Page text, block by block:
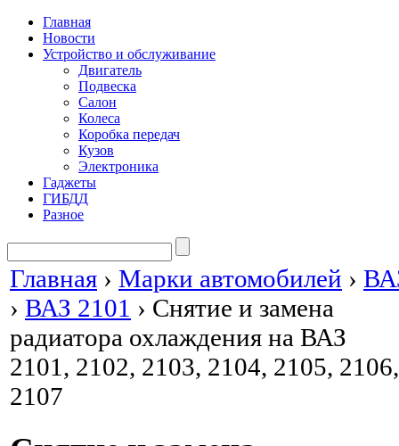
Главная
Новости
Устройство и обслуживание
Двигатель
Подвеска
Салон
Колеса
Коробка передач
Кузов
Электроника
Гаджеты
ГИБДД
Разное
Главная › Марки автомобилей ›
› ВАЗ 2101 › Снятие и замена
радиатора охлаждения на ВАЗ
2101, 2102, 2103, 2104, 2105, 2106,
2107